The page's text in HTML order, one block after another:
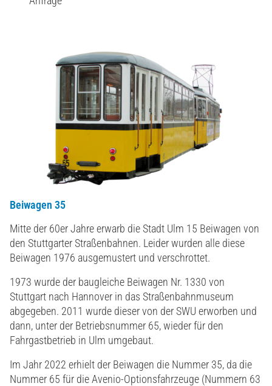
Beiwagen 35
Mitte der 60er Jahre erwarb die Stadt Ulm 15 Beiwagen von
den Stuttgarter Straßenbahnen. Leider wurden alle diese
Beiwagen 1976 ausgemustert und verschrottet.
1973 wurde der baugleiche Beiwagen Nr. 1330 von
Stuttgart nach Hannover in das Straßenbahnmuseum
abgegeben. 2011 wurde dieser von der SWU erworben und
dann, unter der Betriebsnummer 65, wieder für den
Fahrgastbetrieb in Ulm umgebaut.
Im Jahr 2022 erhielt der Beiwagen die Nummer 35, da die
Nummer 65 für die Avenio-Optionsfahrzeuge (Nummern 63